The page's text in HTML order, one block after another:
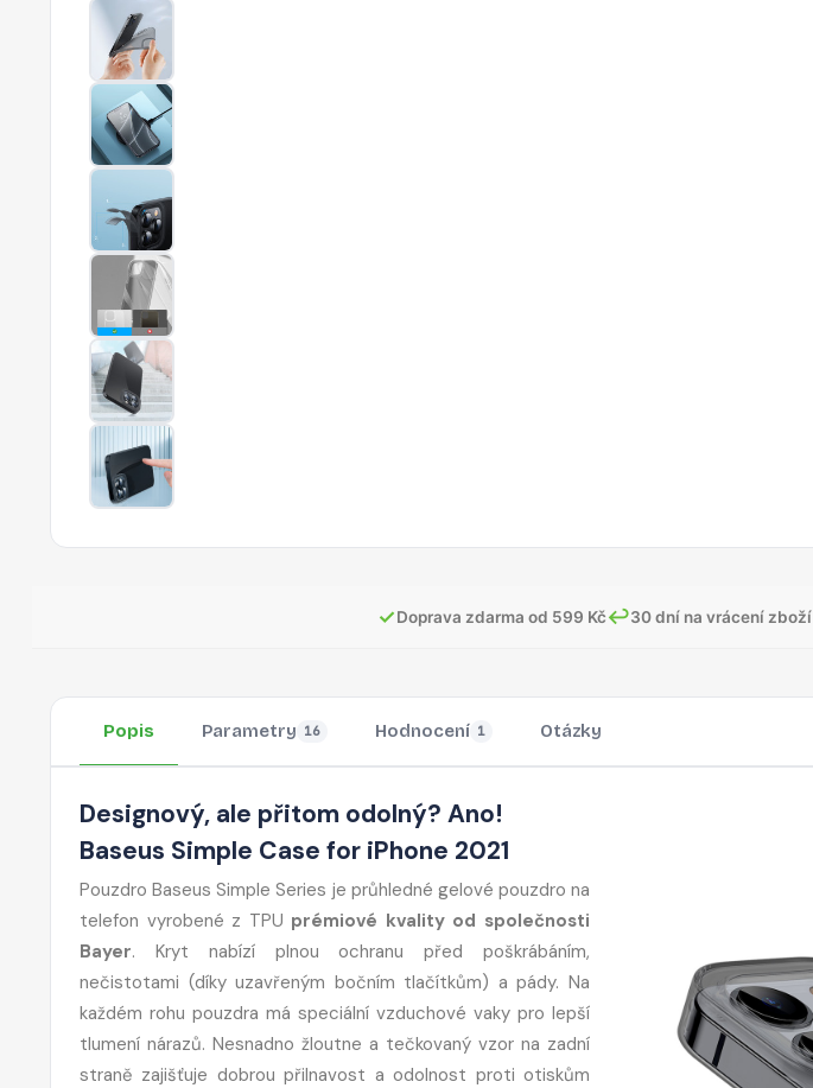
✓Doprava zdarma od 599 Kč↩30 dní na vrácení zboží
Popis Parametry 16 Hodnocení 1 Otázky
Designový, ale přitom odolný? Ano!
Baseus Simple Case for iPhone 2021
Pouzdro Baseus Simple Series je průhledné gelové pouzdro na
telefon vyrobené z TPU prémiové kvality od společnosti
Bayer. Kryt nabízí plnou ochranu před poškrábáním,
nečistotami (díky uzavřeným bočním tlačítkům) a pády. Na
každém rohu pouzdra má speciální vzduchové vaky pro lepší
tlumení nárazů. Nesnadno žloutne a tečkovaný vzor na zadní
straně zajišťuje dobrou přilnavost a odolnost proti otiskům